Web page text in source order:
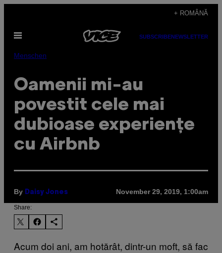
content
+ ROMÂNĂ
Open
SUBSCRIBENEWSLETTER
Menschen
Oamenii mi-au
povestit cele mai
dubioase experiențe
cu Airbnb
By Daisy Jones November 29, 2019, 1:00am
Share:
Acum doi ani, am hotărât, dintr-un moft, să fac